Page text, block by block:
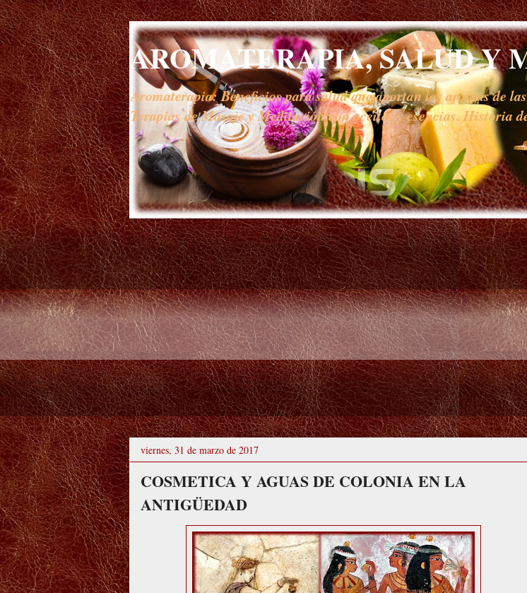
AROMATERAPIA, SALUD Y
Aromaterapia: Beneficios para salud que aportan los aromas de
Terapias de Masaje y Meditación con aceites y esencias. Historia
viernes, 31 de marzo de 2017
COSMETICA Y AGUAS DE COLONIA EN LA
ANTIGÜEDAD